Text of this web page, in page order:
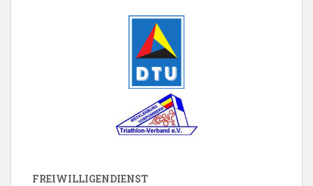
FREIWILLIGENDIENST